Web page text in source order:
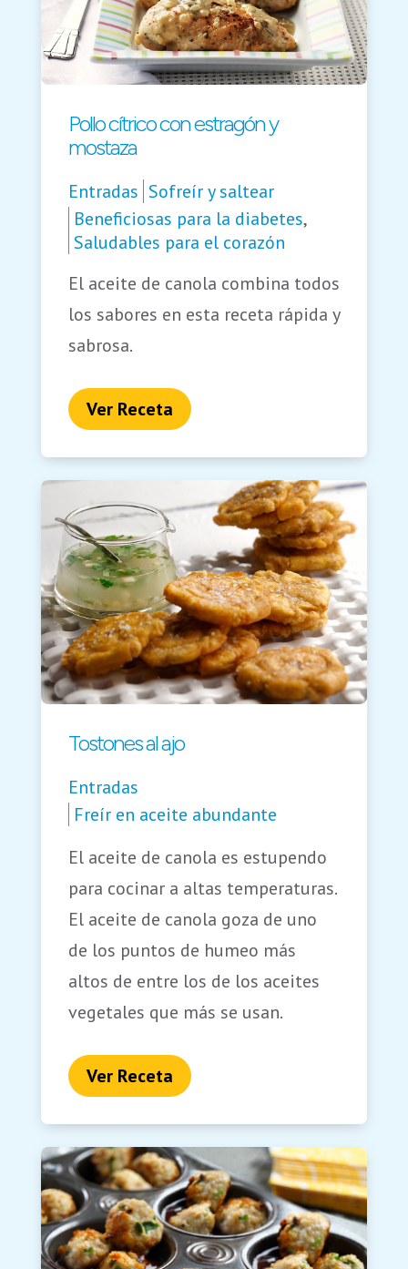
Pollo cítrico con estragón y
mostaza
Entradas Sofreír y saltear
Beneficiosas para la diabetes,
Saludables para el corazón
El aceite de canola combina todos
los sabores en esta receta rápida y
sabrosa.
Ver Receta
Tostones al ajo
Entradas
Freír en aceite abundante
El aceite de canola es estupendo
para cocinar a altas temperaturas.
El aceite de canola goza de uno
de los puntos de humeo más
altos de entre los de los aceites
vegetales que más se usan.
Ver Receta